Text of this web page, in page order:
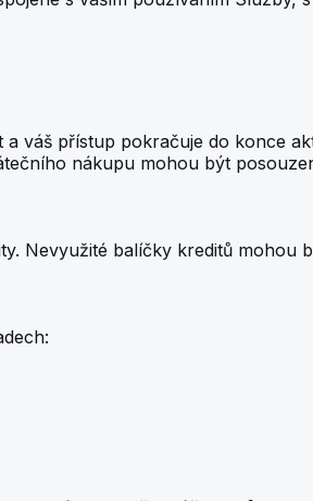
a váš přístup pokračuje do konce
nákupu mohou být
Nevyužité balíčky kreditů mohou